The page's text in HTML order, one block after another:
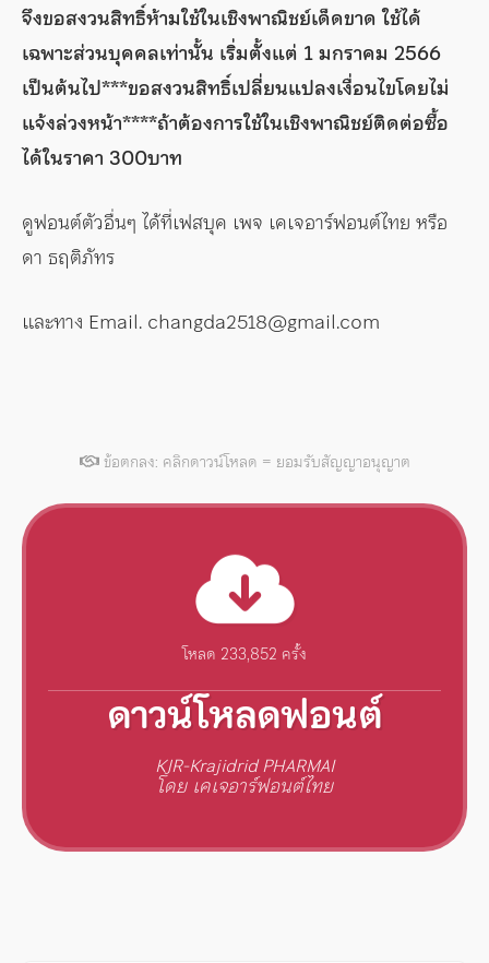
จึงขอสงวนสิทธิ์ห้ามใช้ในเชิงพาณิชย์เด็ดขาด ใช้ได้
เฉพาะส่วนบุคคลเท่านั้น เริ่มตั้งแต่ 1 มกราคม 2566
เป็นต้นไป***ขอสงวนสิทธิ์เปลี่ยนแปลงเงื่อนไขโดยไม่
แจ้งล่วงหน้า****ถ้าต้องการใช้ในเชิงพาณิชย์ติดต่อซื้อ
ได้ในราคา 300บาท
ดูฟอนต์ตัวอื่นๆ ได้ที่เฟสบุค เพจ เคเจอาร์ฟอนต์ไทย หรือ
ดา ธฤติภัทร
และทาง Email. changda2518@gmail.com
ข้อตกลง: คลิกดาวน์โหลด = ยอมรับสัญญาอนุญาต
โหลด 233,852 ครั้ง
ดาวน์โหลดฟอนต์
KJR-Krajidrid PHARMAI
โดย เคเจอาร์ฟอนต์ไทย